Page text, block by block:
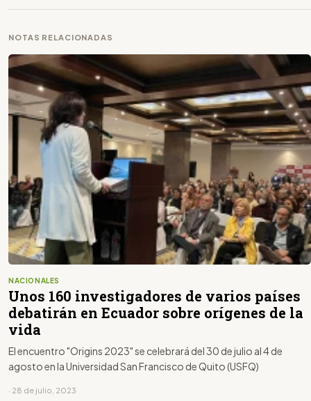
NOTAS RELACIONADAS
NACIONALES
Unos 160 investigadores de varios países
debatirán en Ecuador sobre orígenes de la
vida
El encuentro "Origins 2023" se celebrará del 30 de julio al 4 de
agosto en la Universidad San Francisco de Quito (USFQ)
· 28 de julio, 2023